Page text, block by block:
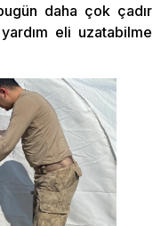
daha çok çadır
eli uzatabilme